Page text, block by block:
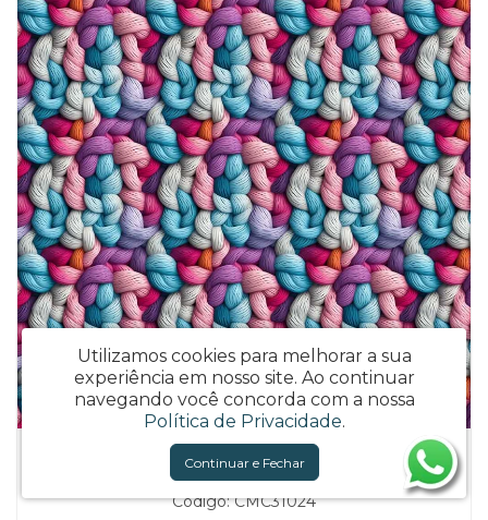
TRICOL. FIOS COLORIDOS 3 - 100% ALGODÃO DIGITAL
Código: CMC31024
Utilizamos cookies para melhorar a sua
experiência em nosso site. Ao continuar
navegando você concorda com a nossa
Política de Privacidade.
Continuar e Fechar